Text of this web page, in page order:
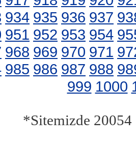
934 935 936 937
951 952 953 954
968 969 970 971
985 986 987 988
999 1000
*Sitemizde 20054